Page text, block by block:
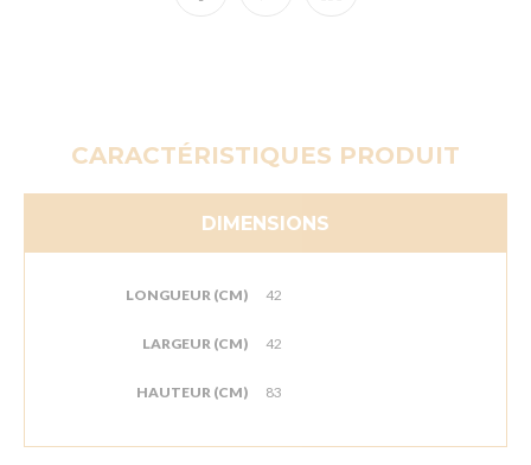
CARACTÉRISTIQUES PRODUIT
DIMENSIONS
LONGUEUR (CM) 42
LARGEUR (CM) 42
HAUTEUR (CM) 83